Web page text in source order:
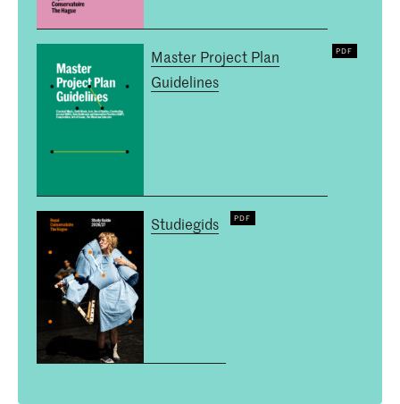
Master Project Plan
Guidelines
Studiegids